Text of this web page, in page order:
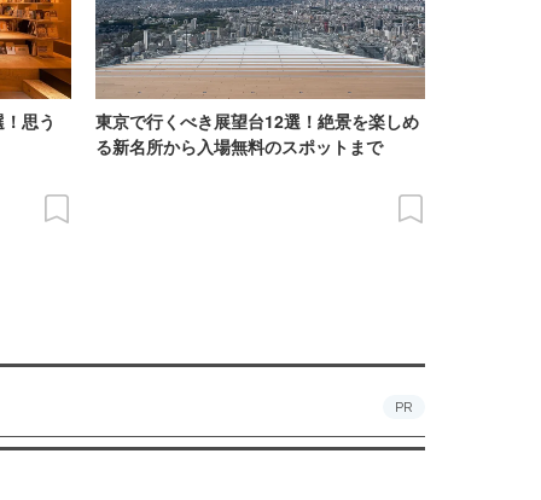
思う
東京で行くべき展望台12選！絶景を楽しめ
る新名所から入場無料のスポットまで
PR